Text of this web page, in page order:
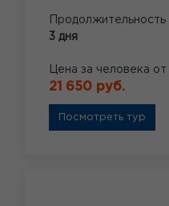
Продолжительность
3 дня
Цена за человека от
21 650 руб.
Посмотреть тур